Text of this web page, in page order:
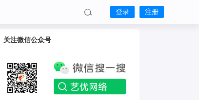
登录 注册
关注微信公众号